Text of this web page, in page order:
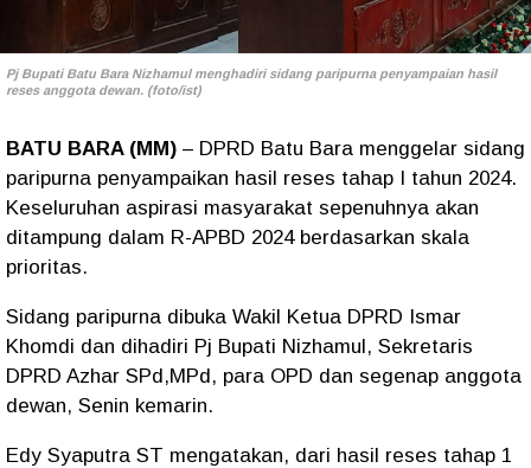
Pj Bupati Batu Bara Nizhamul menghadiri sidang paripurna penyampaian hasil
reses anggota dewan. (foto/ist)
BATU BARA (MM) – DPRD Batu Bara menggelar sidang
paripurna penyampaikan hasil reses tahap I tahun 2024.
Keseluruhan aspirasi masyarakat sepenuhnya akan
ditampung dalam R-APBD 2024 berdasarkan skala
prioritas.
Sidang paripurna dibuka Wakil Ketua DPRD Ismar
Khomdi dan dihadiri Pj Bupati Nizhamul, Sekretaris
DPRD Azhar SPd,MPd, para OPD dan segenap anggota
dewan, Senin kemarin.
Edy Syaputra ST mengatakan, dari hasil reses tahap 1